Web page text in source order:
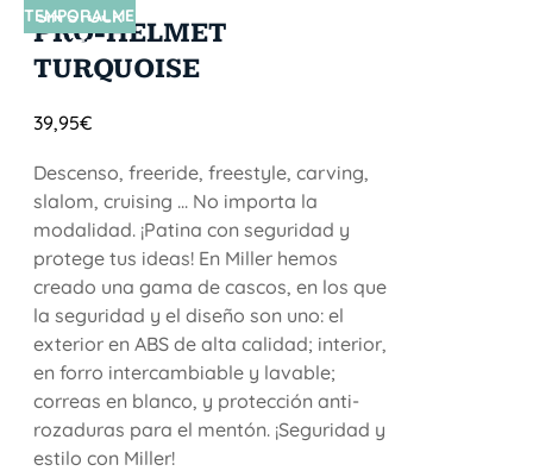
SIN STOCK
TEMPORALME
NTE
PRO-HELMET
TURQUOISE
39,95€
Descenso, freeride, freestyle, carving,
slalom, cruising ... No importa la
modalidad. ¡Patina con seguridad y
protege tus ideas! En Miller hemos
creado una gama de cascos, en los que
la seguridad y el diseño son uno: el
exterior en ABS de alta calidad; interior,
en forro intercambiable y lavable;
correas en blanco, y protección anti-
rozaduras para el mentón. ¡Seguridad y
estilo con Miller!